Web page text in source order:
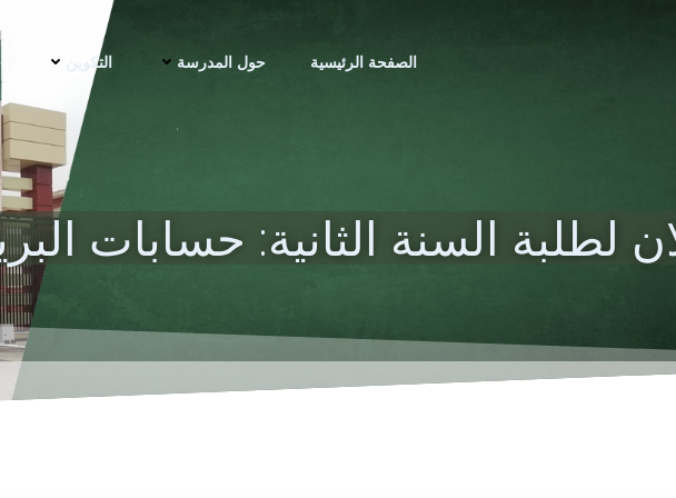
الصفحة الرئيسية حول المدرسة التكوين
لطلبة السنة الثانية: حسابات